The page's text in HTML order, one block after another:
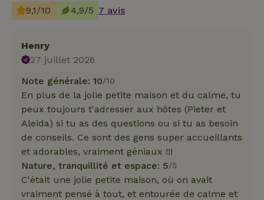
9,1/10 4,9/5 7 avis
Henry
27 juillet 2026
Note générale: 10/10
En plus de la jolie petite maison et du calme, tu
peux toujours t'adresser aux hôtes (Pieter et
Aleida) si tu as des questions ou si tu as besoin
de conseils. Ce sont des gens super accueillants
et adorables, vraiment géniaux !!!
Nature, tranquillité et espace: 5/5
C'était une jolie petite maison, où on avait
vraiment pensé à tout, et entourée de calme et